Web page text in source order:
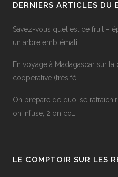
DERNIERS ARTICLES DU
Savez-vous quel est ce fruit –
un arbre emblémati…
En voyage à Madagascar sur
coopérative (très fé…
On prépare de quoi se
on infuse, 2 on co…
LE COMPTOIR SUR LES